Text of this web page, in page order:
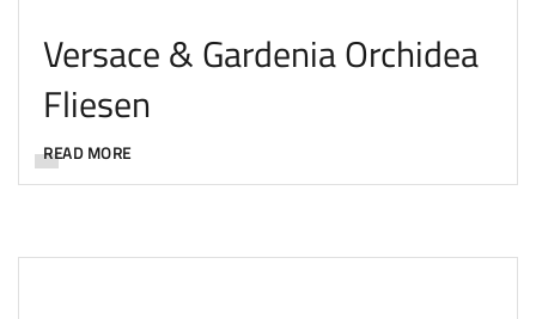
Versace & Gardenia Orchidea
Fliesen
READ MORE